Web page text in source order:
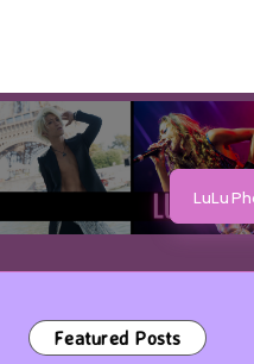
LuLu
Featured Posts